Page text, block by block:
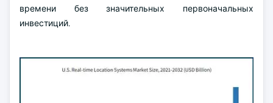
времени без значительных первоначальных
инвестиций.